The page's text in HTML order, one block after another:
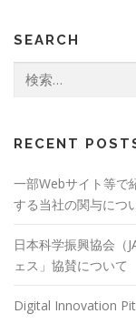
SEARCH
索:
RECENT
一部Webサイト等で
する当社の関与につ
日本科学振興協会（
ェス」協賛について
Digital Innovation